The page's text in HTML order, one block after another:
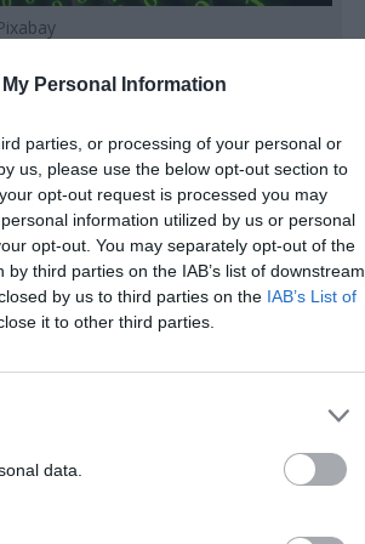
Personal Information
parties, or processing of your personal or
us, please use the below opt-out section to
opt-out request is processed you may
information utilized by us or personal
opt-out. You may separately opt-out of the
third parties on the IAB’s list of downstream
by us to third parties on the IAB’s List of
it to other third parties.
data.
roku. Policzyliśmy, ile może
2400, 2600 i 2700 zł
tańszy aż o 150 zł, a to dopiero